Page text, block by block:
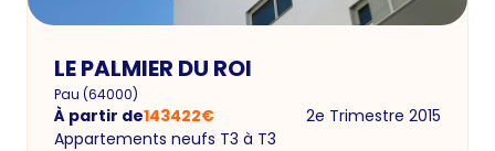
LE PALMIER DU ROI
Pau (64000)
À partir de143422€
2e Trimestre 2015
Appartements neufs T3 à T3